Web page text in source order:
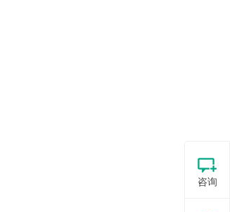
咨询